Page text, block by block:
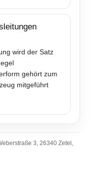
wird der Satz
gehört zum
mitgeführt
3, 26340 Zetel,